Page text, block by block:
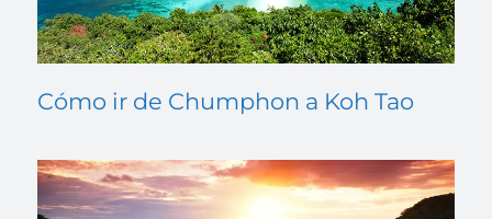
Cómo ir de Chumphon a Koh Tao